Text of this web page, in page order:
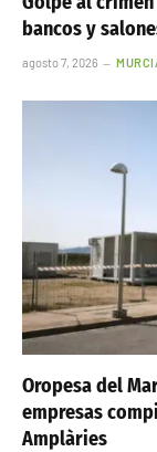
bancos y
agosto 7, 2026
Oropesa del
empresas
Amplàries